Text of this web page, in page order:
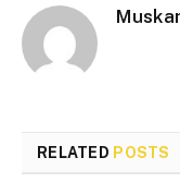
RELATED POSTS